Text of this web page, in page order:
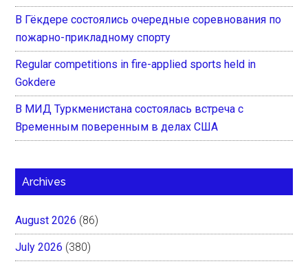
В Гёкдере состоялись очередные соревнования по
пожарно-прикладному спорту
Regular competitions in fire-applied sports held in
Gokdere
В МИД Туркменистана состоялась встреча с
Временным поверенным в делах США
Archives
August 2026 (86)
July 2026 (380)